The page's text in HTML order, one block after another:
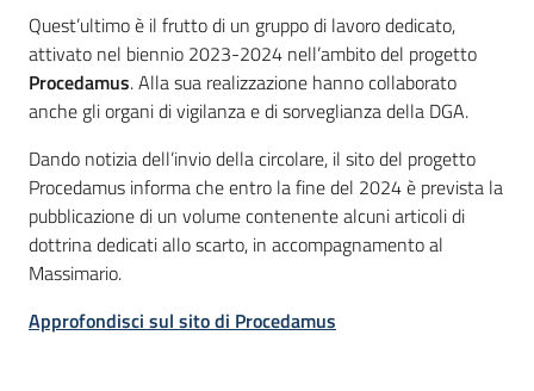
Quest’ultimo è il frutto di un gruppo di lavoro dedicato,
attivato nel biennio 2023-2024 nell’ambito del progetto
Procedamus. Alla sua realizzazione hanno collaborato
anche gli organi di vigilanza e di sorveglianza della DGA.
Dando notizia dell’invio della circolare, il sito del progetto
Procedamus informa che entro la fine del 2024 è prevista la
pubblicazione di un volume contenente alcuni articoli di
dottrina dedicati allo scarto, in accompagnamento al
Massimario.
Approfondisci sul sito di Procedamus